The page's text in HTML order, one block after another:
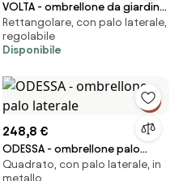
VOLTA - ombrellone da giardino
decentrato 2 x 3
Rettangolare, con palo laterale,
regolabile
Disponibile
248,8 €
ODESSA - ombrellone palo
laterale
Quadrato, con palo laterale, in
metallo